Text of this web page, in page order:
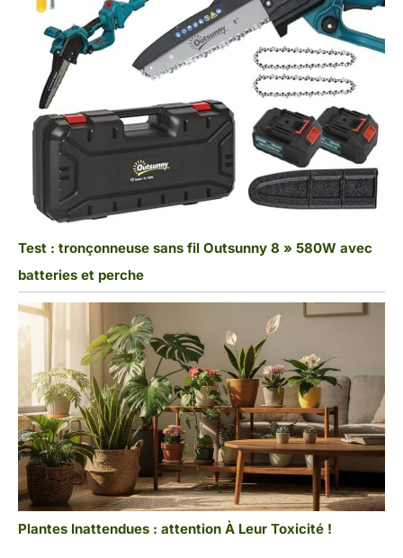
Test : tronçonneuse sans fil Outsunny 8 » 580W avec
batteries et perche
Plantes Inattendues : attention À Leur Toxicité !